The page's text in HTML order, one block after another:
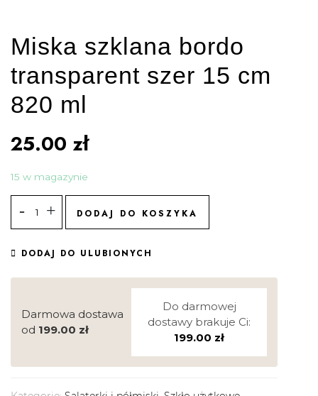
Miska szklana bordo
transparent szer 15 cm
820 ml
25.00 zł
15 w magazynie
DODAJ DO KOSZYKA
DODAJ DO ULUBIONYCH
Darmowa dostawa
od 199.00 zł
Do darmowej
dostawy brakuje Ci:
199.00 zł